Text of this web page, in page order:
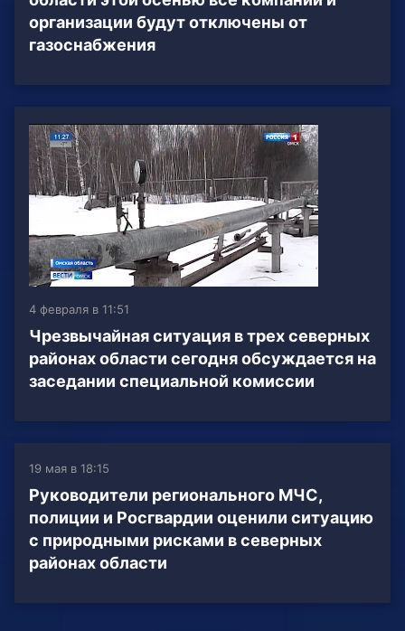
организации будут отключены от
газоснабжения
4 февраля в 11:51
Чрезвычайная ситуация в трех северных
районах области сегодня обсуждается на
заседании специальной комиссии
19 мая в 18:15
Руководители регионального МЧС,
полиции и Росгвардии оценили ситуацию
с природными рисками в северных
районах области